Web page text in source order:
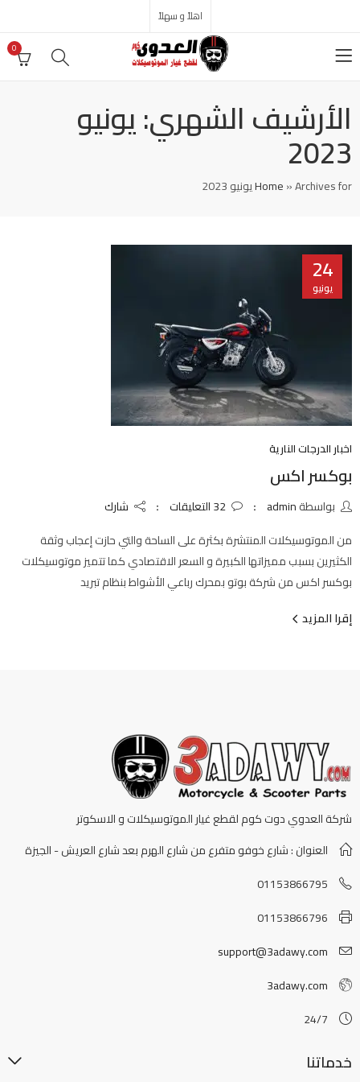
اهلاً و سهلاً
0
الأرشيف الشهري: يونيو
2023
Home»Archives for يونيو 2023
24
يونيو
اخبار الدرجات النارية
بوكسر اكس
بواسطةadmin
32التعليقات
شارك
من الموتوسيكلات المنتشرة بكثرة على الساحة والتي حازت إعجاب وثقة
الكثيرين بسبب مميزاتها الكبيرة و السعر الاقتصادي كما تتميز موتوسيكلات
بوكسر اكس من شركة بوتو بمحرك رباعي الأشواط بنظام تبريد
إقرا المزيد
شركة العدوي دوت كوم لقطع غيار الموتوسيكلات و الاسكوتر
العنوان : شارع خوفو متفرع من شارع الهرم بعد شارع العريش - الجيزة
01153866795
01153866796
support@3adawy.com
3adawy.com
24/7
خدماتنا